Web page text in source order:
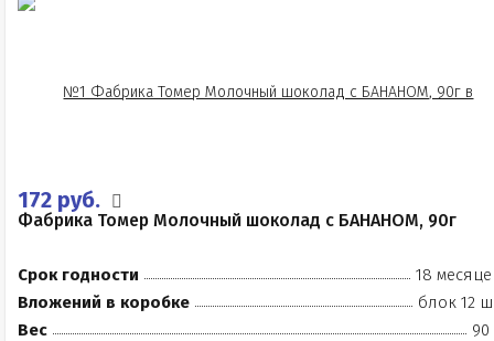
172 руб.
Фабрика Томер Молочный шоколад с БАНАНОМ, 90г
Срок годности
18
Вложений в коробке
блок 12
Вес
90